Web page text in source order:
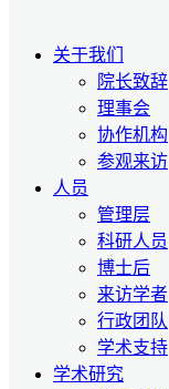
关于我们
院长致辞
理事会
协作机构
参观来访
人员
管理层
科研人员
博士后
来访学者
行政团队
学术支持
学术研究